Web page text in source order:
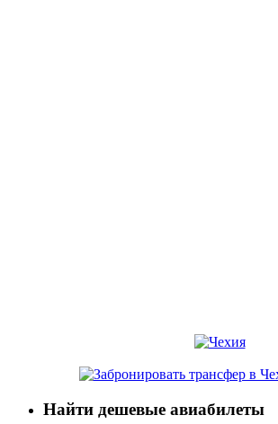
Найти дешевые авиабилеты